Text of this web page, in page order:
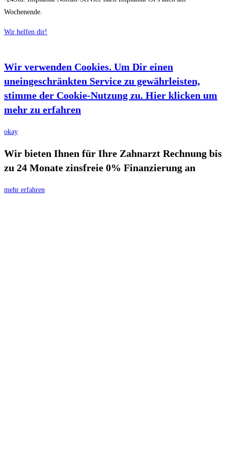
Wochenende.
Wir helfen dir!
Wir verwenden Cookies. Um Dir einen
uneingeschränkten Service zu gewährleisten,
stimme der Cookie-Nutzung zu. Hier klicken um
mehr zu erfahren
okay
Wir bieten Ihnen für Ihre Zahnarzt Rechnung bis
zu 24 Monate zinsfreie 0% Finanzierung an
mehr erfahren